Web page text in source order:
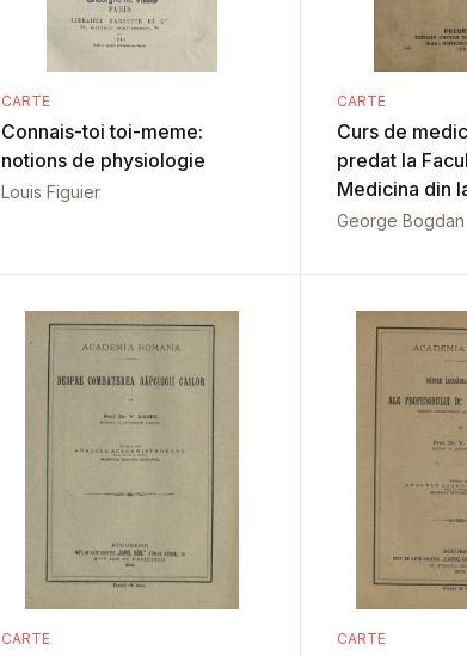
CARTE
Connais-toi toi-meme:
notions de physiologie
Louis Figuier
CARTE
Curs de
predat la
George Bogdan
CARTE CARTE